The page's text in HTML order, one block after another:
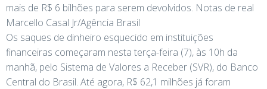
mais de R$ 6 bilhões para serem devolvidos. Notas de real
Marcello Casal Jr/Agência Brasil
Os saques de dinheiro esquecido em instituições
financeiras começaram nesta terça-feira (7), às 10h da
manhã, pelo Sistema de Valores a Receber (SVR), do Banco
Central do Brasil. Até agora, R$ 62,1 milhões já foram